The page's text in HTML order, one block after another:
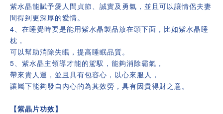
紫水晶能賦予愛人間貞節、誠實及勇氣，並且可以讓情侶夫妻
間得到更深厚的愛情。
4、在睡覺時要是能用紫水晶製品放在頭下面，比如紫水晶睡
枕，
可以幫助消除失眠，提高睡眠品質。
5、紫水晶主領導才能的駕馭，能夠消除霸氣，
帶來貴人運，並且具有包容心，以心來服人，
讓屬下能夠發自內心的為其效勞，具有因貴得財之意。
【紫晶片功效】